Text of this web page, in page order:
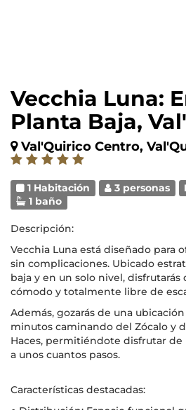
Vecchia Luna:
Planta Baja,
Val'Quirico Centro,
1 Habitación 3 personas
1 baño
Descripción:
Vecchia Luna está diseñado para
sin complicaciones. Ubicado
baja y en un solo nivel, disfrutarás
cómodo y totalmente libre de
Además, gozarás de una
minutos caminando del Zócalo y
Haces, permitiéndote disfrutar de
a unos cuantos pasos.
Características destacadas: